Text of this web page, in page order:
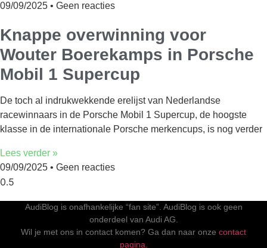
09/09/2025
Geen reacties
Knappe overwinning voor
Wouter Boerekamps in Porsche
Mobil 1 Supercup
De toch al indrukwekkende erelijst van Nederlandse
racewinnaars in de Porsche Mobil 1 Supercup, de hoogste
klasse in de internationale Porsche merkencups, is nog verder
Lees verder »
09/09/2025
Geen reacties
AudiBlog is onafhankelijke “fan site”. AudiBlog is ook geen
onderdeel van Audi AG.
Wil je met ons in contact komen? Ga dan naar onze contact
pagina.